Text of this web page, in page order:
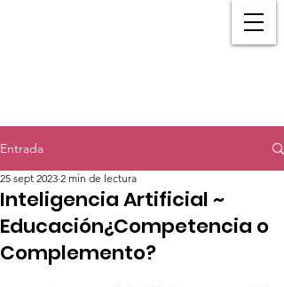
Entrada
Inteligencia Artificial ~
Educación¿Competencia o
Complemento?
25 sept 2023 2 min de lectura